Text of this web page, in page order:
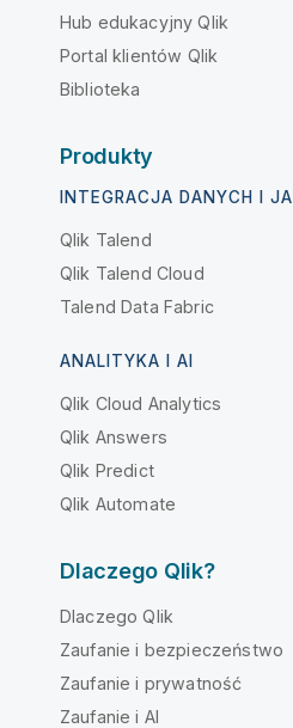
Hub edukacyjny Qlik
Portal klientów Qlik
Biblioteka
Produkty
INTEGRACJA DANYCH I
Qlik Talend
Qlik Talend Cloud
Talend Data Fabric
ANALITYKA I AI
Qlik Cloud Analytics
Qlik Answers
Qlik Predict
Qlik Automate
Dlaczego Qlik?
Dlaczego Qlik
Zaufanie i bezpieczeństwo
Zaufanie i prywatność
Zaufanie i AI